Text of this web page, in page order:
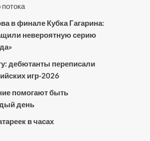
в финале Кубка Гагарина:
невероятную серию
дебютанты переписали
игр-2026
помогают быть
день
в часах